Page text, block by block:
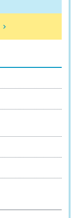
keyboard_arrow_right